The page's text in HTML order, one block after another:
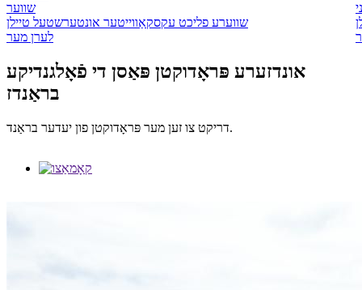
שווער
שווערע פליכט עקסקאַווייטער אונטערשטעל טיילן
לערן מער
אונדזערע פּראָדוקטן פּאַסן די פֿאָלגנדיקע
בראַנדז
דריקט צו זען מער פּראָדוקטן פון יעדער בראַנד.